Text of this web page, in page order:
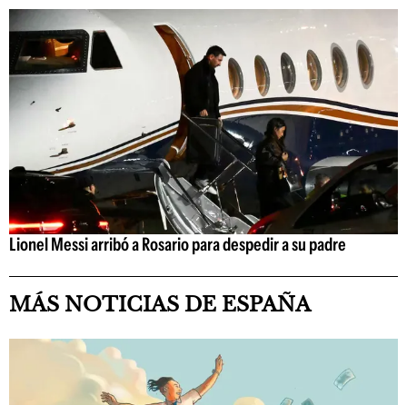
Lionel Messi arribó a Rosario para despedir a su padre
MÁS NOTICIAS DE ESPAÑA